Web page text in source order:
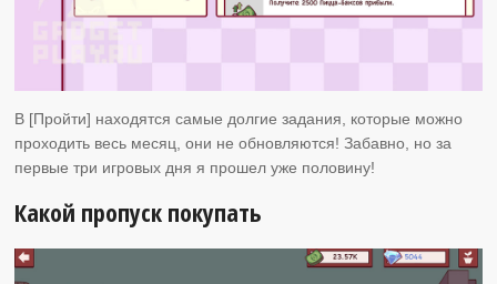
В [Пройти] находятся самые долгие задания, которые можно
проходить весь месяц, они не обновляются! Забавно, но за
первые три игровых дня я прошел уже половину!
Какой пропуск покупать